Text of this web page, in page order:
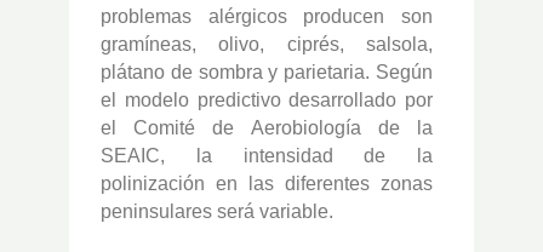
problemas alérgicos producen son
gramíneas, olivo, ciprés, salsola,
plátano de sombra y parietaria. Según
el modelo predictivo desarrollado por
el Comité de Aerobiología de la
SEAIC, la intensidad de la
polinización en las diferentes zonas
peninsulares será variable.